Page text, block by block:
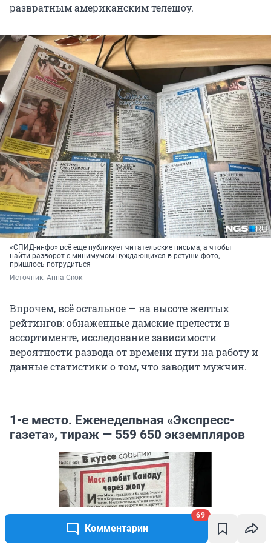
Комментарии
69
развратным американским телешоу.
«СПИД-инфо» всё еще публикует читательские письма, а чтобы
найти разворот с минимумом нуждающихся в ретуши фото,
пришлось потрудиться
Источник: Анна Скок
Впрочем, всё остальное — на высоте желтых
рейтингов: обнаженные дамские прелести в
ассортименте, исследование зависимости
вероятности развода от времени пути на работу и
данные статистики о том, что заводит мужчин.
1-е место. Еженедельная «Экспресс-
газета», тираж — 559 650 экземпляров